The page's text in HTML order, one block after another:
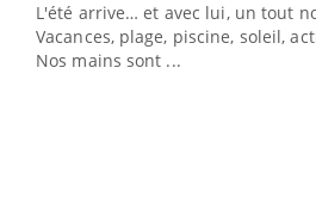
L'été arrive… et avec lui, un tout
Vacances, plage, piscine, soleil,
Nos mains sont ...